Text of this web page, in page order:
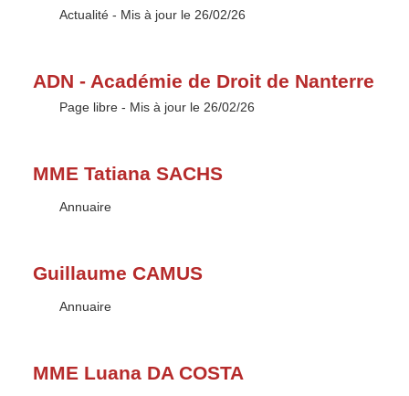
Type :
Actualité - Mis à jour le 26/02/26
ADN - Académie de Droit de Nanterre
Type :
Page libre - Mis à jour le 26/02/26
MME Tatiana SACHS
Type :
Annuaire
Guillaume CAMUS
Type :
Annuaire
MME Luana DA COSTA